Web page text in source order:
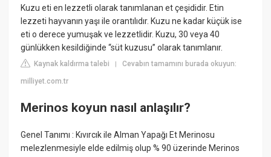
Kuzu eti en lezzetli olarak tanımlanan et çeşididir. Etin
lezzeti hayvanın yaşı ile orantılıdır. Kuzu ne kadar küçük ise
eti o derece yumuşak ve lezzetlidir. Kuzu, 30 veya 40
günlükken kesildiğinde “süt kuzusu” olarak tanımlanır.
Kaynak kaldırma talebi |Cevabın tamamını burada okuyun:
milliyet.com.tr
Merinos koyun nasıl anlaşılır?
Genel Tanımı : Kıvırcık ile Alman Yapağı Et Merinosu
melezlenmesiyle elde edilmiş olup % 90 üzerinde Merinos